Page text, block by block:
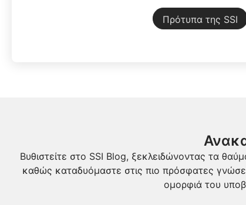
Πρότυπα της SSI
Βυθιστείτε στο SSI Blog, ξεκλειδώνοντας τα
καθώς καταδυόμαστε στις πιο πρόσφατες
ομορφιά του